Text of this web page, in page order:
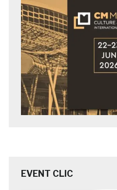
EVENT CLIC